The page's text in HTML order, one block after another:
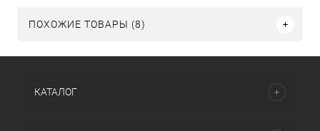
ПОХОЖИЕ ТОВАРЫ (8)
КАТАЛОГ